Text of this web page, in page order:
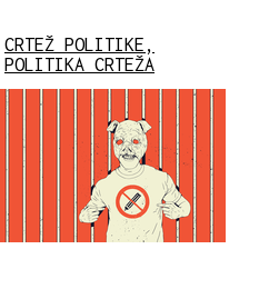
CRTEŽ POLITIKE,
POLITIKA CRTEŽA